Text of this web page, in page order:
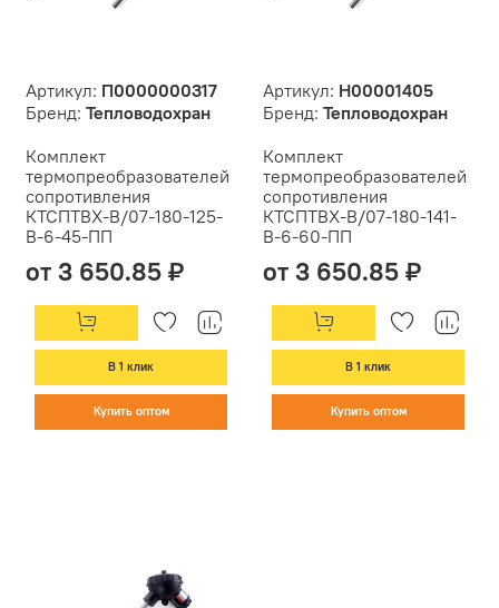
Артикул: П0000000317
Бренд: Тепловодохран
Комплект
термопреобразователей
сопротивления
КТСПТВХ-В/07-180-125-
В-6-45-ПП
от 3 650.85 ₽
В 1 клик
Купить оптом
Артикул: Н00001405
Бренд: Тепловодохран
Комплект
термопреобразователей
сопротивления
КТСПТВХ-В/07-180-141-
В-6-60-ПП
от 3 650.85 ₽
В 1 клик
Купить оптом